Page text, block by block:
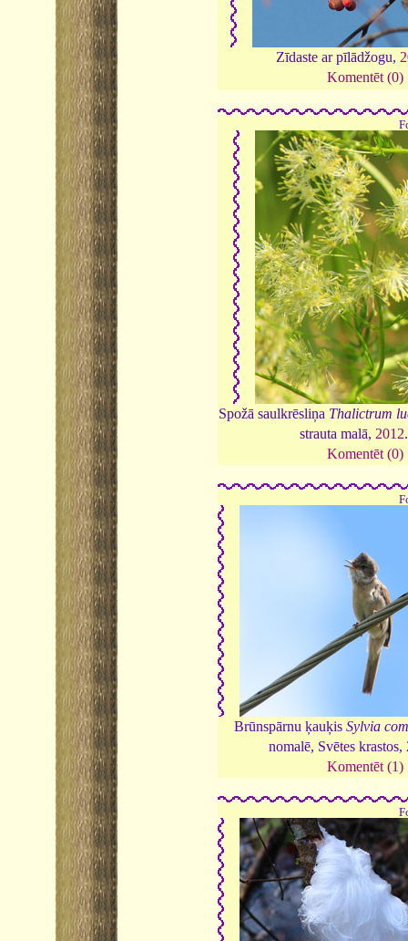
Zīdaste ar pīlādžogu,
Komentēt (0)
Spožā saulkrēsliņa Thalictrum
strauta malā, 2012
Komentēt (0)
Brūnspārnu ķauķisSylvia
nomalē, Svētes krastos,
Komentēt (1)